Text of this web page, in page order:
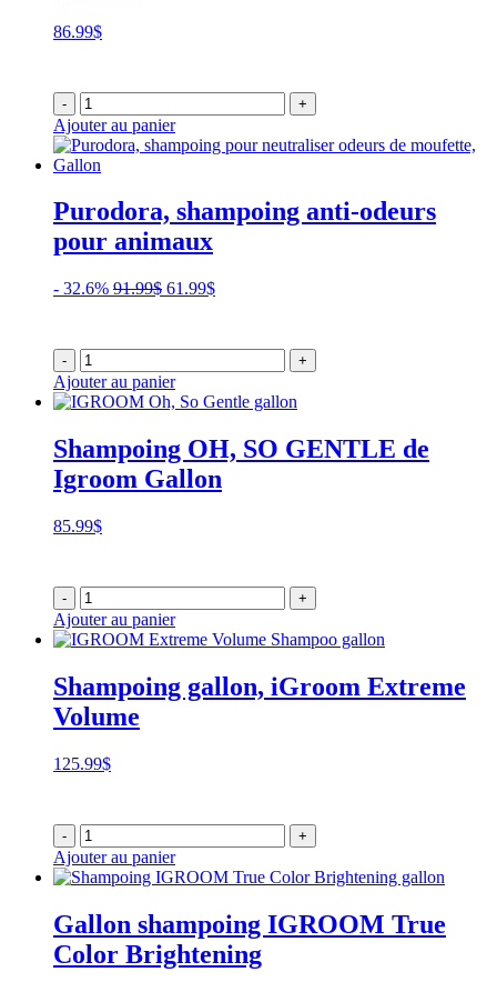
86.99$
- +
Ajouter au panier
Purodora, shampoing anti-odeurs
pour animaux
- 32.6% 91.99$ Le
était :
91.99$.
61.99$Le
est :
61.99$.
- +
Ajouter au panier
Shampoing OH, SO GENTLE de
Igroom Gallon
85.99$
- +
Ajouter au panier
Shampoing gallon, iGroom Extreme
Volume
125.99$
- +
Ajouter au panier
Gallon shampoing IGROOM True
Color Brightening